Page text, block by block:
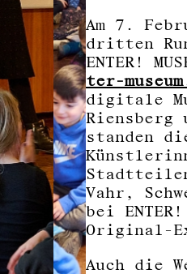
Am 7.
dritten
ENTER!
ter-
digitale
Riensberg
standen
Vahr,
bei
Original-
Auch die